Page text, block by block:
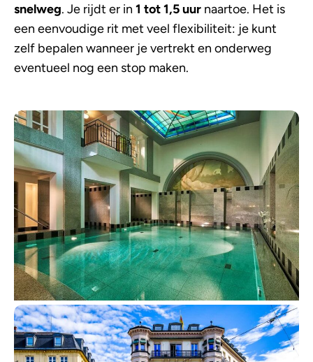
snelweg. Je rijdt er in 1 tot 1,5 uur naartoe. Het is
een eenvoudige rit met veel flexibiliteit: je kunt
zelf bepalen wanneer je vertrekt en onderweg
eventueel nog een stop maken.